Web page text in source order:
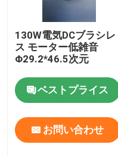
130W電気DCブラシレ
ス モーター低雑音
Φ29.2*46.5次元
ベストプライス
お問い合わせ